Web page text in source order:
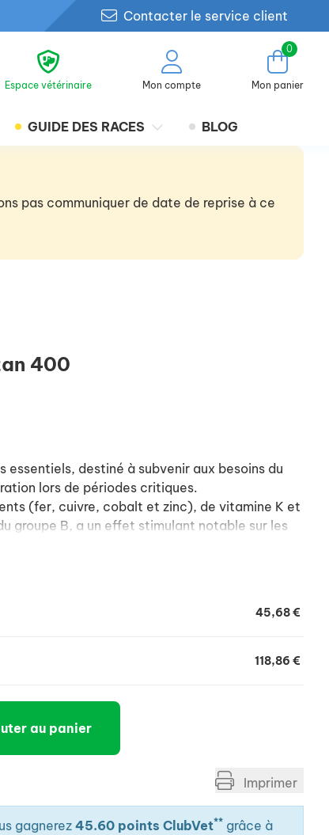
Contacter le service client
Espace vétérinaire Mon compte
0
Mon panier
GUIDE DES RACES BLOG
pas communiquer de date de reprise à ce
400
destiné à subvenir aux besoins du
lors de périodes critiques.
(fer, cuivre, cobalt et zinc), de vitamine K et
groupe B, a un effet stimulant notable sur les
ou une irrégularité dans les performances
45,68 €
118,86 €
au panier
Imprimer
gagnerez 45.60 points ClubVet** grâce à